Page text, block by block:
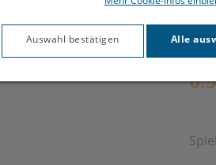
Auswahl bestätigen Alle